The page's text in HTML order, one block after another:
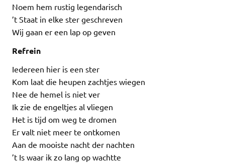
Noem hem rustig legendarisch
’t Staat in elke ster geschreven
Wij gaan er een lap op geven
Refrein
Iedereen hier is een ster
Kom laat die heupen zachtjes wiegen
Nee de hemel is niet ver
Ik zie de engeltjes al vliegen
Het is tijd om weg te dromen
Er valt niet meer te ontkomen
Aan de mooiste nacht der nachten
’t Is waar ik zo lang op wachtte